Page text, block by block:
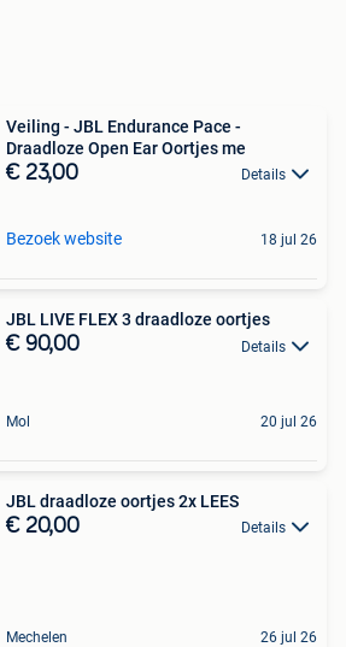
Veiling - JBL Endurance Pace -
Draadloze Open Ear Oortjes me
€ 23,00 Details
Bezoek website 18 jul 26
JBL LIVE FLEX 3 draadloze oortjes
€ 90,00 Details
Mol 20 jul 26
JBL draadloze oortjes 2x LEES
€ 20,00 Details
Mechelen 26 jul 26